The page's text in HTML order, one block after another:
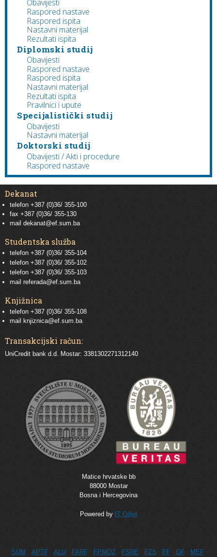
Obavijesti
Raspored nastave
Raspored ispita
Nastavni materijal
Rezultati ispita
Diplomski studij
Obavijesti
Raspored nastave
Raspored ispita
Nastavni materijal
Rezultati ispita
Pravilnici i upute
Specijalistički studij
Obavijesti
Nastavni materijal
Doktorski studij
Obavijesti / Akti i procedure
Raspored nastave
Dekanat
telefon +387 (0)36/ 355-100
fax +387 (0)36/ 355-130
mail dekanat@ef.sum.ba
Studentska služba
telefon +387 (0)36/ 355-104
telefon +387 (0)36/ 355-102
telefon +387 (0)36/ 355-103
mail referada@ef.sum.ba
Knjižnica
telefon +387 (0)36/ 355-108
mail knjiznica@ef.sum.ba
Transakcijski račun:
UniCredit bank d.d. Mostar: 3381302271312140
Matice hrvatske bb
88000 Mostar
Bosna i Hercegovina
Powered by IT Odjel
SUM APTF ALU FARF FPMOZ FSRE FZS FF GF
MEF